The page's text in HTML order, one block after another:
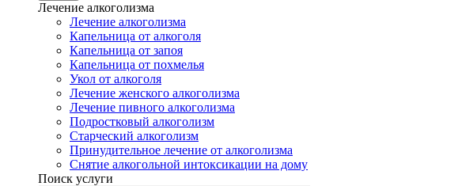
Лечение алкоголизма
Лечение алкоголизма
Капельница от алкоголя
Капельница от запоя
Капельница от похмелья
Укол от алкоголя
Лечение женского алкоголизма
Лечение пивного алкоголизма
Подростковый алкоголизм
Старческий алкоголизм
Принудительное лечение от алкоголизма
Снятие алкогольной интоксикации на дому
Поиск услуги